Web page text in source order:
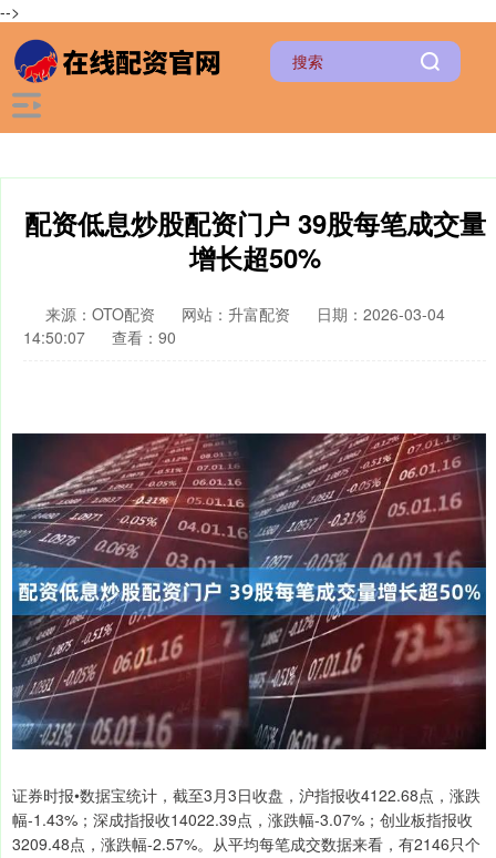
-->
配资低息炒股配资门户 39股每笔成交量
增长超50%
来源：OTO配资 网站：升富配资
日期：2026-03-04
14:50:07
查看：90
证券时报•数据宝统计，截至3月3日收盘，沪指报收4122.68点，涨跌
幅-1.43%；深成指报收14022.39点，涨跌幅-3.07%；创业板指报收
3209.48点，涨跌幅-2.57%。从平均每笔成交数据来看，有2146只个